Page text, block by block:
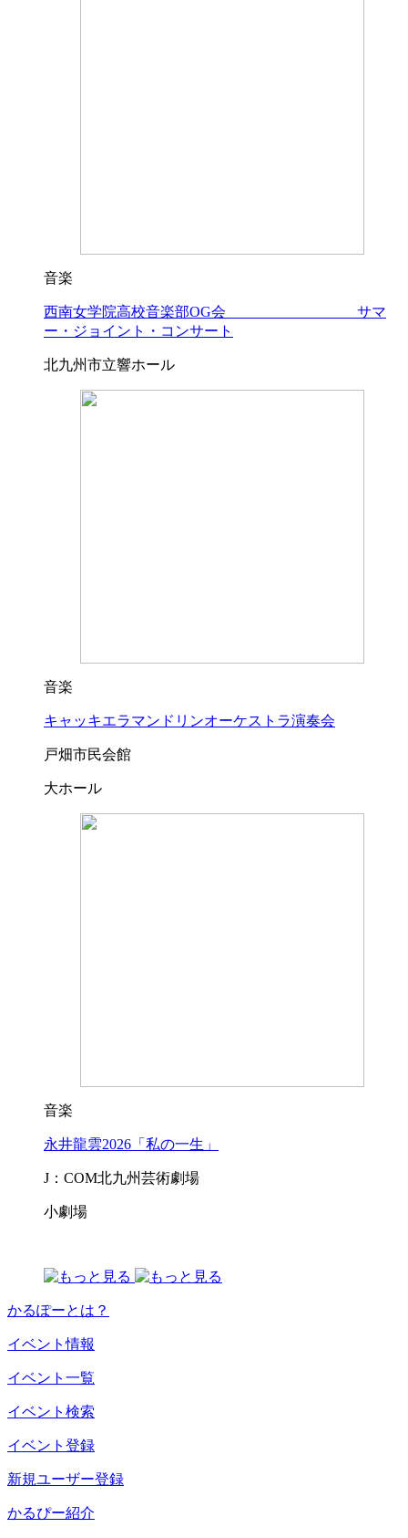
音楽
西南女学院高校音楽部OG会 サマ
ー・ジョイント・コンサート
北九州市立響ホール
音楽
キャッキエラマンドリンオーケストラ演奏会
戸畑市民会館
大ホール
音楽
永井龍雲2026「私の一生」
J：COM北九州芸術劇場
小劇場
かるぽーとは？
イベント情報
イベント一覧
イベント検索
イベント登録
新規ユーザー登録
かるぴー紹介